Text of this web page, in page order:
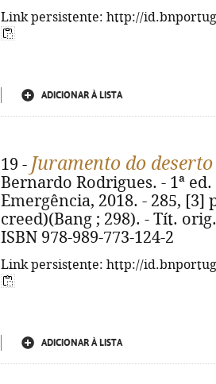
Link persistente: http://
ADICIONAR À LISTA
19 - Juramento do deserto
Bernardo Rodrigues. - 1ª
Emergência, 2018. - 285, [3]
creed)(Bang ; 298). - Tít.
ISBN 978-989-773-124-2
Link persistente: http://
ADICIONAR À LISTA